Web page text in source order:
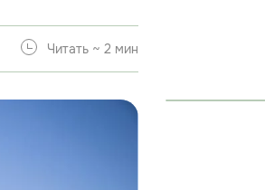
Читать ~ 2 мин